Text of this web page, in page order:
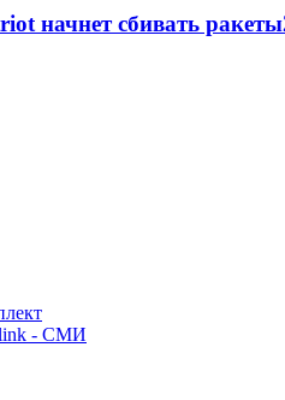
начнет сбивать ракеты
- СМИ